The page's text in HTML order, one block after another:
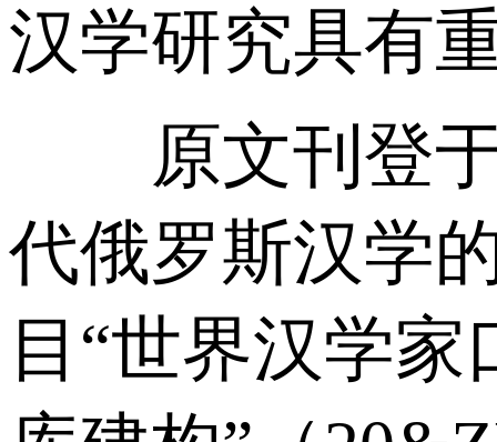
汉学研究具有
原文刊登于
代俄罗斯汉学
目“世界汉学